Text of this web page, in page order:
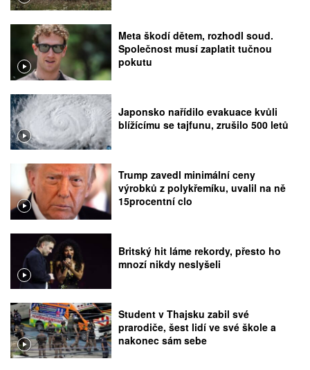
Meta škodí dětem, rozhodl soud.
Společnost musí zaplatit tučnou
pokutu
Japonsko nařídilo evakuace kvůli
blížícímu se tajfunu, zrušilo 500 letů
Trump zavedl minimální ceny
výrobků z polykřemíku, uvalil na ně
15procentní clo
Britský hit láme rekordy, přesto ho
mnozí nikdy neslyšeli
Student v Thajsku zabil své
prarodiče, šest lidí ve své škole a
nakonec sám sebe